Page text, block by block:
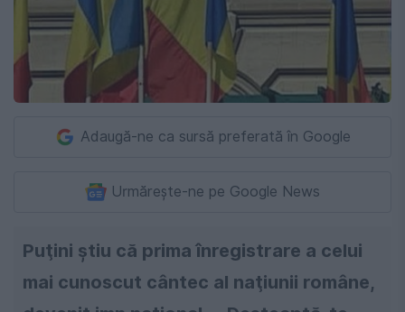
Adaugă-ne ca sursă preferată în Google
Urmărește-ne pe Google News
Puţini ştiu că prima înregistrare a celui
mai cunoscut cântec al naţiunii române,